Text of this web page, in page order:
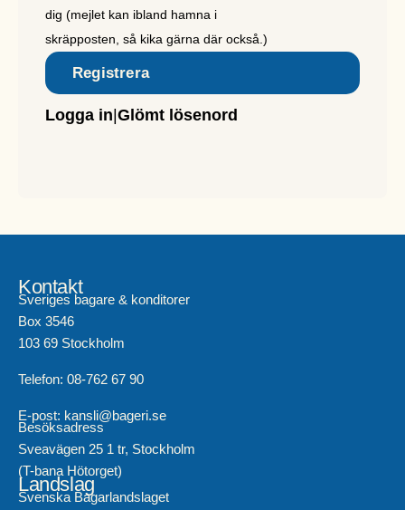
dig (mejlet kan ibland hamna i
skräpposten, så kika gärna där också.)
Registrera
Logga in Glömt lösenord
Kontakt
Sveriges bagare & konditorer
Box 3546
103 69 Stockholm
Telefon: 08-762 67 90
E-post: kansli@bageri.se
Besöksadress
Sveavägen 25 1 tr, Stockholm
(T-bana Hötorget)
Landslag
Svenska Bagarlandslaget